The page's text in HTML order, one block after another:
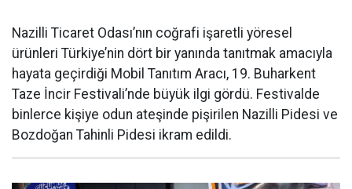
Nazilli Ticaret Odası’nın coğrafi işaretli yöresel
ürünleri Türkiye’nin dört bir yanında tanıtmak amacıyla
hayata geçirdiği Mobil Tanıtım Aracı, 19. Buharkent
Taze İncir Festivali’nde büyük ilgi gördü. Festivalde
binlerce kişiye odun ateşinde pişirilen Nazilli Pidesi ve
Bozdoğan Tahinli Pidesi ikram edildi.